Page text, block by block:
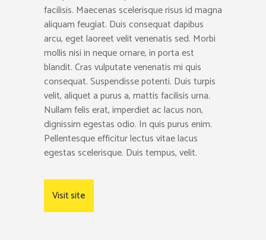
facilisis. Maecenas scelerisque risus id magna
aliquam feugiat. Duis consequat dapibus
arcu, eget laoreet velit venenatis sed. Morbi
mollis nisi in neque ornare, in porta est
blandit. Cras vulputate venenatis mi quis
consequat. Suspendisse potenti. Duis turpis
velit, aliquet a purus a, mattis facilisis urna.
Nullam felis erat, imperdiet ac lacus non,
dignissim egestas odio. In quis purus enim.
Pellentesque efficitur lectus vitae lacus
egestas scelerisque. Duis tempus, velit.
Visit site